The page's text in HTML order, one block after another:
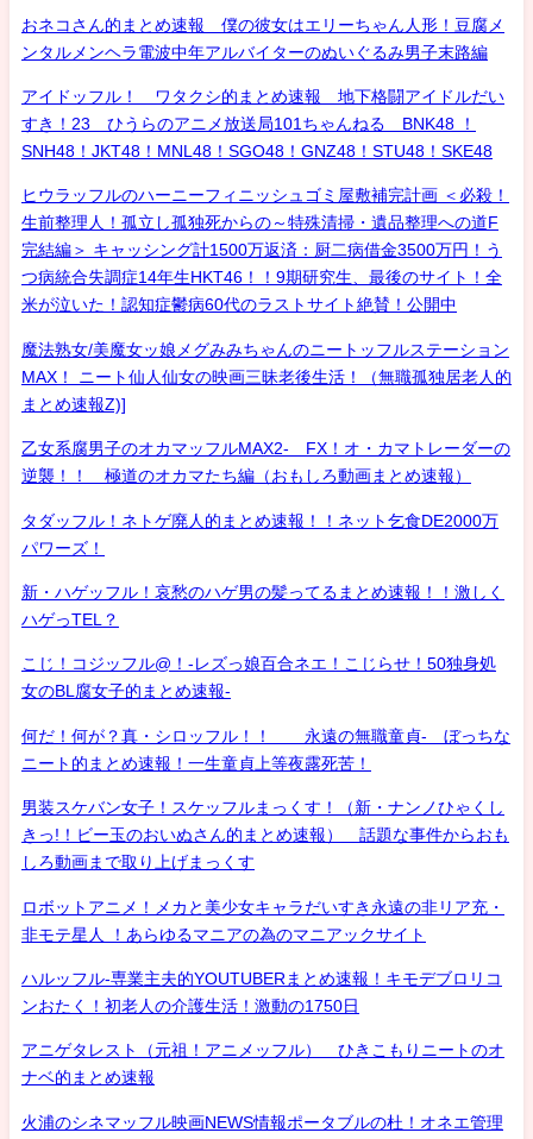
おネコさん的まとめ速報 僕の彼女はエリーちゃん人形！豆腐メ
ンタルメンヘラ電波中年アルバイターのぬいぐるみ男子末路編
アイドッフル！ ワタクシ的まとめ速報 地下格闘アイドルだい
すき！23 ひうらのアニメ放送局101ちゃんねる BNK48 ！
SNH48！JKT48！MNL48！SGO48！GNZ48！STU48！SKE48
ヒウラッフルのハーニーフィニッシュゴミ屋敷補完計画 ＜必殺！
生前整理人！孤立し孤独死からの～特殊清掃・遺品整理への道F
完結編＞ キャッシング計1500万返済：厨二病借金3500万円！う
つ病統合失調症14年生HKT46！！9期研究生、最後のサイト！全
米が泣いた！認知症鬱病60代のラストサイト絶賛！公開中
魔法熟女/美魔女ッ娘メグみみちゃんのニートッフルステーション
MAX！ ニート仙人仙女の映画三昧老後生活！（無職孤独居老人的
まとめ速報Z)]
乙女系腐男子のオカマッフルMAX2- FX！オ・カマトレーダーの
逆襲！！ 極道のオカマたち編（おもしろ動画まとめ速報）
タダッフル！ネトゲ廃人的まとめ速報！！ネット乞食DE2000万
パワーズ！
新・ハゲッフル！哀愁のハゲ男の髪ってるまとめ速報！！激しく
ハゲっTEL？
こじ！コジッフル@！-レズっ娘百合ネエ！こじらせ！50独身処
女のBL腐女子的まとめ速報-
何だ！何が？真・シロッフル！！ 永遠の無職童貞- ぼっちな
ニート的まとめ速報！一生童貞上等夜露死苦！
男装スケバン女子！スケッフルまっくす！（新・ナンノひゃくし
きっ!！ビー玉のおいぬさん的まとめ速報） 話題な事件からおも
しろ動画まで取り上げまっくす
ロボットアニメ！メカと美少女キャラだいすき永遠の非リア充・
非モテ星人 ！あらゆるマニアの為のマニアックサイト
ハルッフル-専業主夫的YOUTUBERまとめ速報！キモデブロリコ
ンおたく！初老人の介護生活！激動の1750日
アニゲタレスト（元祖！アニメッフル） ひきこもりニートのオ
ナベ的まとめ速報
火浦のシネマッフル映画NEWS情報ポータブルの杜！オネエ管理